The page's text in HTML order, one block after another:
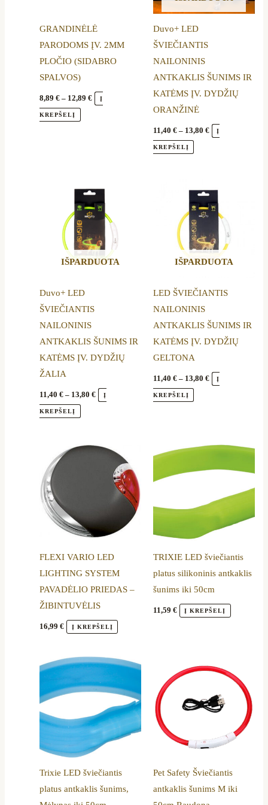
GRANDINĖLĖ
PARODOMS ĮV. 2MM
PLOČIO (SIDABRO
SPALVOS)
8,89€ – 12,89€ Į
KREPŠELĮ
may
be
chosen
on
the
Duvo+ LED
ŠVIEČIANTIS
NAILONINIS
ANTKAKLIS ŠUNIMS IR
KATĖMS ĮV. DYDŽIŲ
ORANŽINĖ
11,40 € – 13,80 € Į
KREPŠELĮ
options
may
be
chosen
on
the
product
page
IŠPARDUOTA
Duvo+ LED
ŠVIEČIANTIS
NAILONINIS
ANTKAKLIS ŠUNIMS IR
KATĖMS ĮV. DYDŽIŲ
ŽALIA
11,40€ – 13,80€
range:
11,40 €
through
13,80 €
Į
KREPŠELĮ
product
has
multiple
variants.
The
may
be
chosen
on
the
page
IŠPARDUOTA
LED ŠVIEČIANTIS
NAILONINIS
ANTKAKLIS ŠUNIMS IR
KATĖMS ĮV. DYDŽIŲ
GELTONA
11,40 € – 13,80 €
range:
11,40 €
through
13,80 €
Į
KREPŠELĮ
product
has
multiple
variants.
The
may
be
chosen
on
the
product
FLEXI VARIO LED
LIGHTING SYSTEM
PAVADĖLIO PRIEDAS –
ŽIBINTUVĖLIS
16,99€ Į KREPŠELĮ
TRIXIE LED šviečiantis
platus silikoninis antkaklis
šunims iki 50cm
11,59 € Į KREPŠELĮ
Trixie LED šviečiantis
platus antkaklis šunims,
Pet Safety Šviečiantis
antkaklis šunims M iki